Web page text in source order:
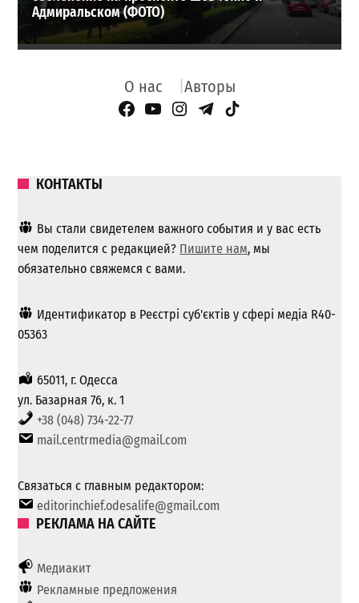
Адмиральском (ФОТО)
О нас Авторы
Facebook Page
YouTube
Instagram
Telegram
TikTok
КОНТАКТЫ
Вы стали свидетелем важного события и у вас есть
чем поделится с редакцией? Пишите нам, мы
обязательно свяжемся с вами.
Идентификатор в Реєстрі суб'єктів у сфері медіа R40-
05363
65011, г. Одесса
ул. Базарная 76, к. 1
+38 (048) 734-22-77
mail.centrmedia@gmail.com
Связаться с главным редактором:
editorinchief.odesalife@gmail.com
РЕКЛАМА НА САЙТЕ
Медиакит
Рекламные предложения